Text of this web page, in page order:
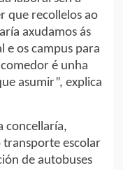
que recollelos ao
axudamos ás
e os campus para
é unha
asumir”, explica
concellaría,
transporte escolar
de autobuses